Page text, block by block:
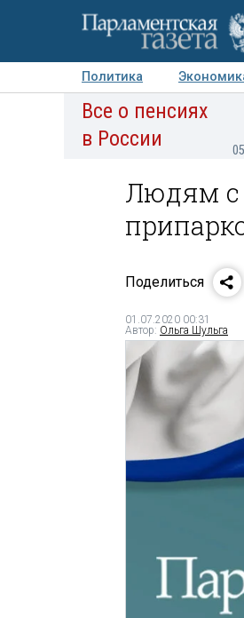
Политика
Авторы Персоны
Все о пенсиях
в России
Людям с
Поделиться
01.07.2020 00:31
Автор: Ольга Шульга